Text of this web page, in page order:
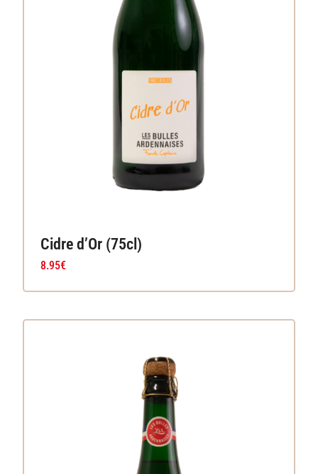
Cidre d’Or (75cl)
8.95€